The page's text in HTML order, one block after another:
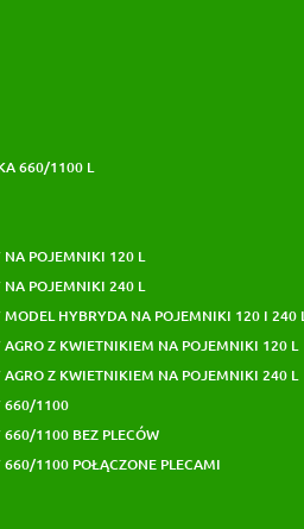
660/1100 L
NA POJEMNIKI 120 L
NA POJEMNIKI 240 L
MODEL HYBRYDA NA POJEMNIKI 120 I 240
AGRO Z KWIETNIKIEM NA POJEMNIKI 120 L
AGRO Z KWIETNIKIEM NA POJEMNIKI 240 L
660/1100
660/1100 BEZ PLECÓW
660/1100 POŁĄCZONE PLECAMI